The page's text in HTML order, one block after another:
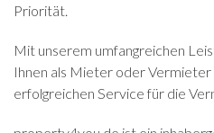
Priorität.
Mit unserem umfangreichen
Ihnen als Mieter oder Vermieter
erfolgreichen Service für die